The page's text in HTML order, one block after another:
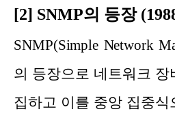
[2] SNMP의 등장
SNMP(Simple Network
의 등장으로 네트워크
집하고 이를 중앙 집중